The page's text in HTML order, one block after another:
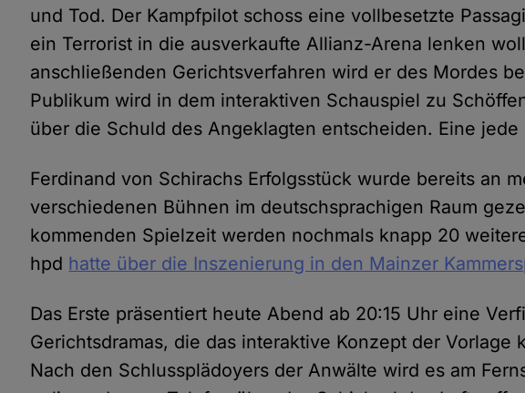
und Tod. Der Kampfpilot schoss eine vollbesetzte
ein Terrorist in die ausverkaufte Allianz-Arena lenken
anschließenden Gerichtsverfahren wird er des Mordes
Publikum wird in dem interaktiven Schauspiel zu
über die Schuld des Angeklagten entscheiden. Eine jede
Ferdinand von Schirachs Erfolgsstück wurde bereits an
verschiedenen Bühnen im deutschsprachigen Raum
kommenden Spielzeit werden nochmals knapp 20
hpd hatte über die Inszenierung in den Mainzer
Das Erste präsentiert heute Abend ab 20:15 Uhr eine
Gerichtsdramas, die das interaktive Konzept der Vorlage
Nach den Schlussplädoyers der Anwälte wird es am